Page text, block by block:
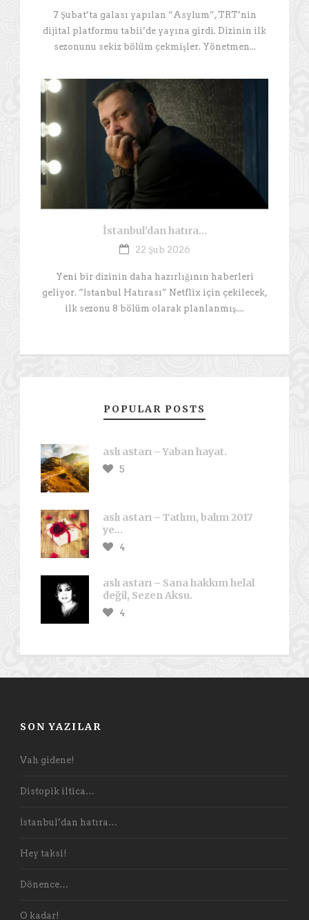
7 Şubat’ta galası yapılan “Asylum”, TRT’nin
dijital platformu tabii’de yayına girdi. Dizinin ilk
sezonunu sekiz bölüm çekmişler. Yönetmen...
İstanbul’dan hatıra…
22 Şub 2026
Yeni bir dizinin daha hazırlığının haberleri
geliyor. “İstanbul Hatırası” Netflix için çekilecek,
ilk sezonu 8 bölüm olarak planlanmış....
POPULAR POSTS
aslı astarı – Yaban hayat.
5
aslı astarı – Tatlım, balım 2017
ye…
4
aslı astarı – Sana hakkım helal
değil, Sezen Aksu.
4
SON YAZILAR
Vah gidene!
Distopik iltica…
İstanbul’dan hatıra…
Hey taksi!
Dönence…
O kadar!